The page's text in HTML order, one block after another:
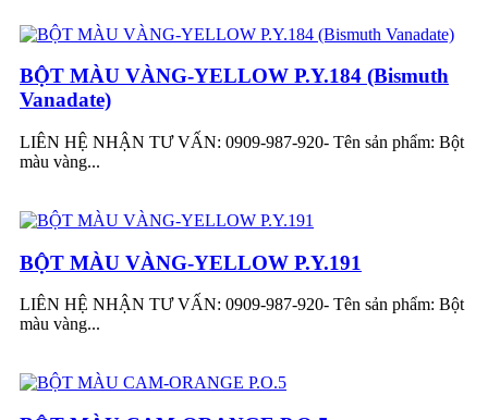
BỘT MÀU VÀNG-YELLOW P.Y.184 (Bismuth
Vanadate)
LIÊN HỆ NHẬN TƯ VẤN: 0909-987-920- Tên sản phẩm: Bột
màu vàng...
BỘT MÀU VÀNG-YELLOW P.Y.191
LIÊN HỆ NHẬN TƯ VẤN: 0909-987-920- Tên sản phẩm: Bột
màu vàng...